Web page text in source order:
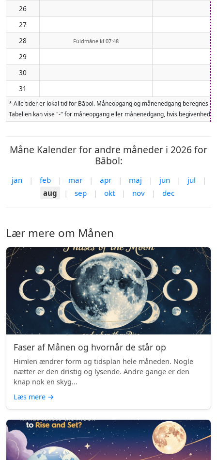
26
27
28
Fuldmåne kl 07:48
29
30
31
* Alle tider er lokal tid for Bābol. Måneopgang og månenedgang beregnes
Tabellen kan vise "-" for måneopgang eller månenedgang, hvis
Måne Kalender for andre måneder i 2026 for
Bābol:
jan | feb | mar | apr | maj | jun | jul
|
aug
| sep | okt | nov | dec
Lær mere om Månen
Faser af Månen og hvornår de står op
Himlen ændrer form og tidsplan hele måneden. Nogle
nætter er den dristig og lysende. Andre gange er den
knap nok en skyg...
Læs mere →